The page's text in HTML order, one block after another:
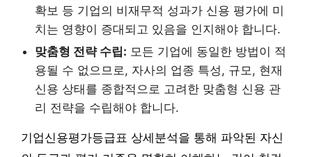
확보 등 기업의 비재무적 성과가 신용 평가에 미
치는 영향이 증대되고 있음을 인지해야 합니다.
맞춤형 전략 수립: 모든 기업에 동일한 방법이 적
용될 수 없으므로, 자사의 업종 특성, 규모, 현재
신용 상태를 종합적으로 고려한 맞춤형 신용 관
리 전략을 수립해야 합니다.
기업신용평가등급표 상세분석을 통해 파악된 자신